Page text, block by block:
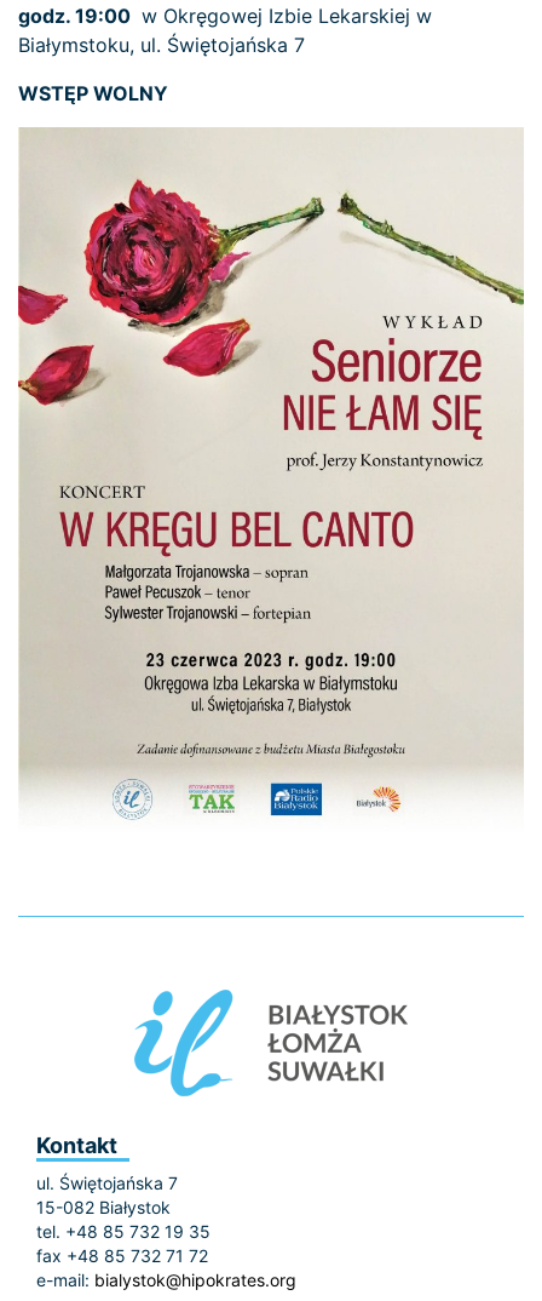
godz. 19:00 w Okręgowej Izbie Lekarskiej w
Białymstoku, ul. Świętojańska 7
WSTĘP WOLNY
Kontakt
ul. Świętojańska 7
15-082 Białystok
tel. +48 85 732 19 35
fax +48 85 732 71 72
e-mail: bialystok@hipokrates.org